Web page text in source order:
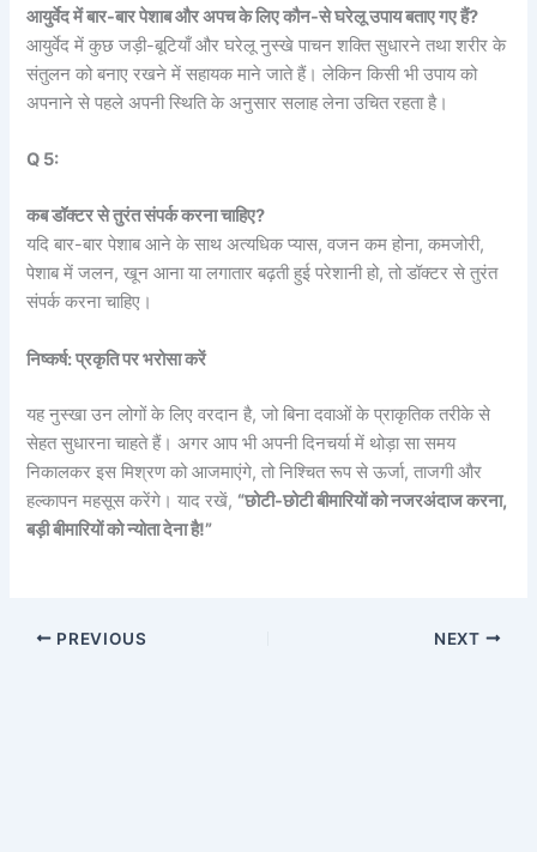
आयुर्वेद में बार-बार पेशाब और अपच के लिए कौन-से घरेलू उपाय बताए गए हैं?
आयुर्वेद में कुछ जड़ी-बूटियाँ और घरेलू नुस्खे पाचन शक्ति सुधारने तथा शरीर के
संतुलन को बनाए रखने में सहायक माने जाते हैं। लेकिन किसी भी उपाय को
अपनाने से पहले अपनी स्थिति के अनुसार सलाह लेना उचित रहता है।
Q 5:
कब डॉक्टर से तुरंत संपर्क करना चाहिए?
यदि बार-बार पेशाब आने के साथ अत्यधिक प्यास, वजन कम होना, कमजोरी,
पेशाब में जलन, खून आना या लगातार बढ़ती हुई परेशानी हो, तो डॉक्टर से तुरंत
संपर्क करना चाहिए।
निष्कर्ष: प्रकृति पर भरोसा करें
यह नुस्खा उन लोगों के लिए वरदान है, जो बिना दवाओं के प्राकृतिक तरीके से
सेहत सुधारना चाहते हैं। अगर आप भी अपनी दिनचर्या में थोड़ा सा समय
निकालकर इस मिश्रण को आजमाएंगे, तो निश्चित रूप से ऊर्जा, ताजगी और
हल्कापन महसूस करेंगे। याद रखें, “छोटी-छोटी बीमारियों को नजरअंदाज करना,
बड़ी बीमारियों को न्योता देना है!”
PREVIOUS NEXT